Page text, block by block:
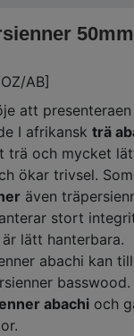
AB]
att
I afrikansk trä
trä och mycket
ökar trivsel.
även
stort
lätt hanterbara.
abachi kan
abachi och